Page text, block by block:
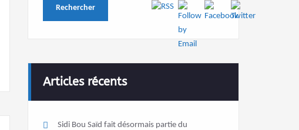
Articles récents
Sidi Bou Saïd fait désormais partie du